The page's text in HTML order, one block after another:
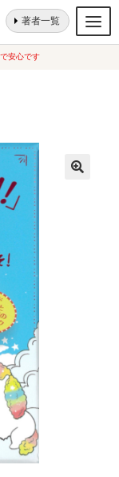
安心です
著者一覧
ワイイ!!」タロット